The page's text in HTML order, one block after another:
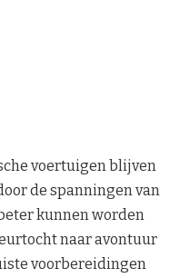
voertuigen blijven
de spanningen van
kunnen worden
naar avontuur
voorbereidingen